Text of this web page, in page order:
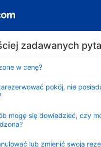
zadawanych
w cenę?
pokój, nie
mogę się dowiedzieć, czy
lub zmienić swoją